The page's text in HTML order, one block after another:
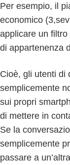
Per esempio, il
economico
applicare un
di appartenenza
Cioè, gli utenti di
semplicemente
sui propri
di mettere in
Se la
semplicemente
passare a